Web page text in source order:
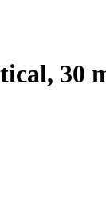
30